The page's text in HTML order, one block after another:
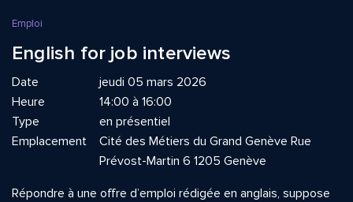
Emploi
English for job interviews
Date
jeudi 05 mars 2026
Heure
14:00 à 16:00
Type
en présentiel
Emplacement
Cité des Métiers du Grand Genève Rue
Prévost-Martin 6 1205 Genève
Répondre à une offre d’emploi rédigée en anglais, suppose